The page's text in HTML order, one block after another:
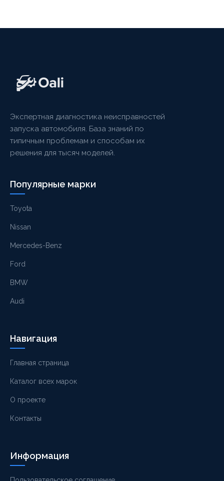
Экспертная диагностика неисправностей
запуска автомобиля. База знаний по
типичным проблемам и способам их
решения для тысяч моделей.
Популярные марки
Toyota
Nissan
Mercedes-Benz
Ford
BMW
Audi
Навигация
Главная страница
Каталог всех марок
О проекте
Контакты
Информация